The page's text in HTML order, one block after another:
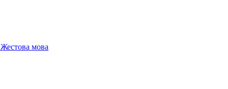
Жестова мова